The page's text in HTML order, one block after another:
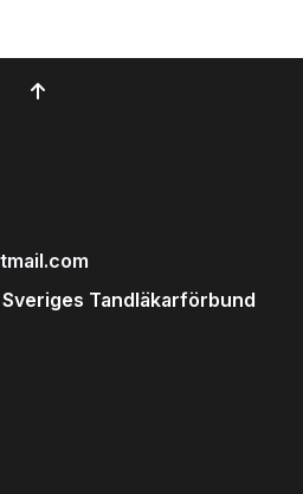
Tandläkarförbund